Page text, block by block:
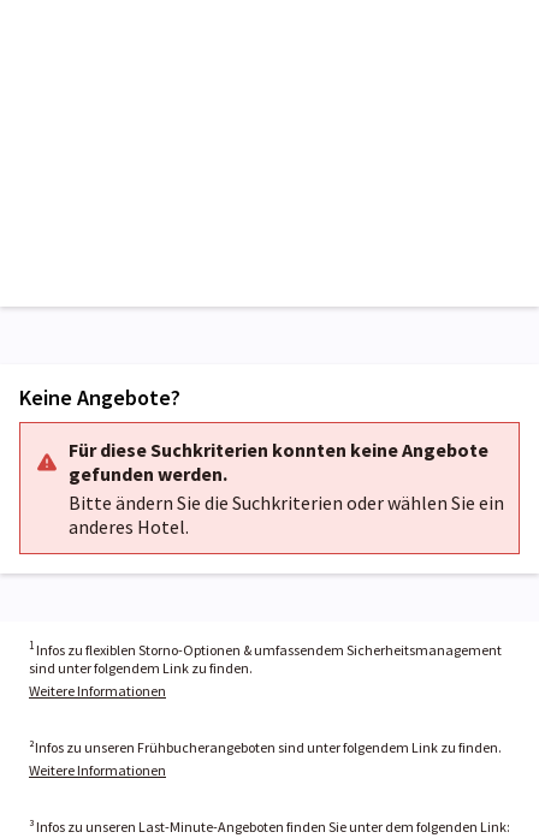
Keine Angebote?
Für diese Suchkriterien konnten keine Angebote
gefunden werden.
Bitte ändern Sie die Suchkriterien oder wählen Sie ein
anderes Hotel.
1 Infos zu flexiblen Storno-Optionen & umfassendem Sicherheitsmanagement
sind unter folgendem Link zu finden.
Weitere Informationen
²Infos zu unseren Frühbucherangeboten sind unter folgendem Link zu finden.
Weitere Informationen
³ Infos zu unseren Last-Minute-Angeboten finden Sie unter dem folgenden Link: